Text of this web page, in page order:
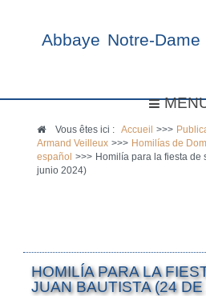
Abbaye Notre-
Vous êtes ici :Accueil >>>
Armand Veilleux >>> Homilías de
español
>>> Homilía para la fiesta de
junio 2024)
HOMILÍA PARA LA
JUAN BAUTISTA (24